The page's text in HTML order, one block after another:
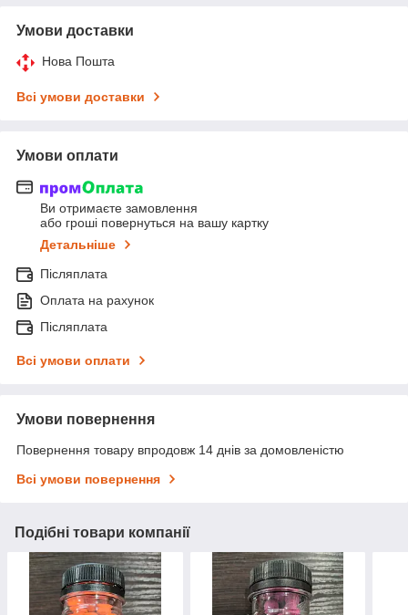
Умови доставки
Нова Пошта
Всі умови доставки
Умови оплати
Ви отримаєте замовлення
або гроші повернуться на вашу картку
Детальніше
Післяплата
Оплата на рахунок
Післяплата
Всі умови оплати
Умови повернення
Повернення товару впродовж 14 днів за домовленістю
Всі умови повернення
Подібні товари компанії